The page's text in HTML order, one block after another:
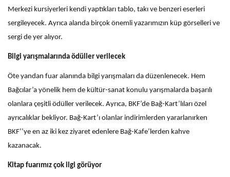
Merkezi kursiyerleri kendi yaptıkları tablo, takı ve benzeri eserleri
sergileyecek. Ayrıca alanda birçok önemli yazarımızın küp görselleri ve
sergi de yer alıyor.
Bilgi yarışmalarında ödüller verilecek
Öte yandan fuar alanında bilgi yarışmaları da düzenlenecek. Hem
Bağcılar’a yönelik hem de kültür-sanat konulu yarışmalarda başarılı
olanlara çeşitli ödüller verilecek. Ayrıca, BKF’de Bağ-Kart’lıları özel
ayrıcalıklar bekliyor. Bağ-Kart’ı olanlar indirimlerden yararlanırken
BKF’’ye en az iki kez ziyaret edenlere Bağ-Kafe’lerden kahve
kazanacak.
Kitap fuarımız çok ilgi görüyor